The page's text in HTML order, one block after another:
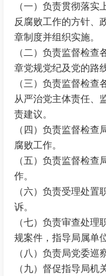
（一）负责贯彻落实
反腐败工作的方针、
章制度并组织实施。
（二）负责监督检查
章党规党纪及党的路
（三）负责监督检
从严治党主体责任、
责建议。
（四）负责监督检查
腐败工作。
（五）负责监督检查
作。
（六）负责受理处置
诉。
（七）负责审查处理
规案件，指导局属单
（八）负责局党委巡
（九）督促指导局机